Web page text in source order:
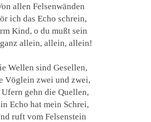
allen Felsenwänden
ich das Echo schrein,
Kind, o du mußt sein
allein, allein, allein!
Wellen sind Gesellen,
Vöglein zwei und zwei,
gehn die Quellen,
Echo hat mein Schrei,
ruft vom Felsenstein